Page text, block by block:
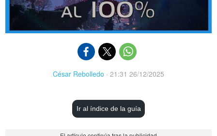
César Rebolledo · 21:31 26/12/2025
Ir al índice de la guía